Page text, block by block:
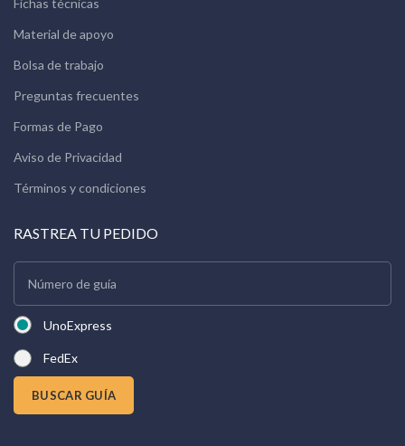
Fichas técnicas
Material de apoyo
Bolsa de trabajo
Preguntas frecuentes
Formas de Pago
Aviso de Privacidad
Términos y condiciones
RASTREA TU PEDIDO
UnoExpress
FedEx
BUSCAR GUÍA